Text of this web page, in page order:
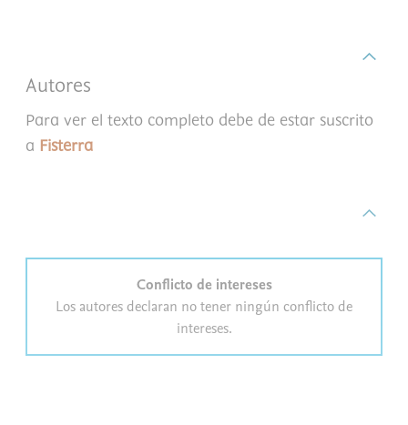
Autores
Para ver el texto completo debe de estar suscrito
a Fisterra
Conflicto de intereses
Los autores declaran no tener ningún conflicto de
intereses.